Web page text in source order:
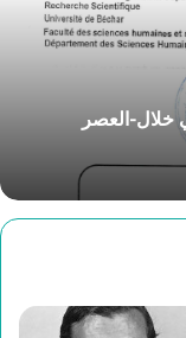
خلال-العصر